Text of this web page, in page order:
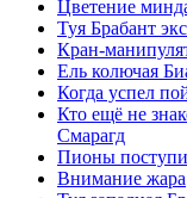
Цветение
Туя Брабант
Кран-
Ель колючая
Когда успел
Кто ещё не
Смарагд
Пионы
Внимание жара